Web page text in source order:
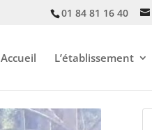
01 84 81 16 40
Accueil L’établissement